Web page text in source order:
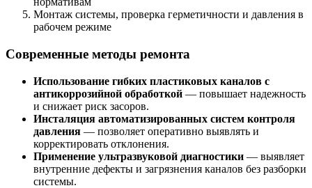
Монтаж системы, проверка герметичности и давления в
рабочем режиме
Современные методы ремонта
Использование гибких пластиковых каналов с
антикоррозийной обработкой — повышает надежность
и снижает риск засоров.
Инсталяция автоматизированных систем контроля
давления — позволяет оперативно выявлять и
корректировать отклонения.
Применение ультразвуковой диагностики — выявляет
внутренние дефекты и загрязнения каналов без разборки
системы.